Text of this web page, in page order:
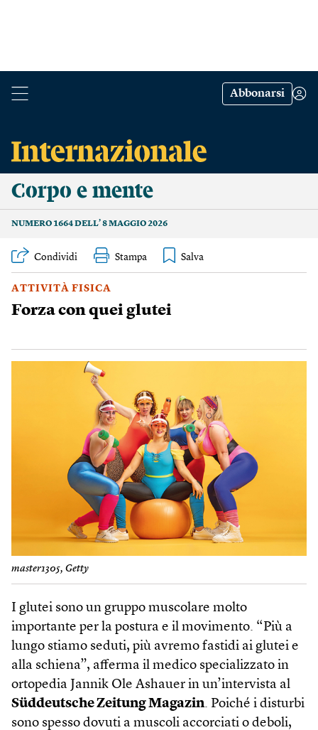
Abbonarsi
Corpo e mente
NUMERO 1664 DELL’ 8 MAGGIO 2026
Condividi Stampa
ATTIVITÀ FISICA
Forza con quei glutei
master1305, Getty
I glutei sono un gruppo muscolare molto
importante per la postura e il movimento. “Più a
lungo stiamo seduti, più avremo fastidi ai glutei e
alla schiena”, afferma il medico specializzato in
ortopedia Jannik Ole Ashauer in un’intervista al
Süddeutsche Zeitung Magazin. Poiché i disturbi
sono spesso dovuti a muscoli accorciati o deboli,